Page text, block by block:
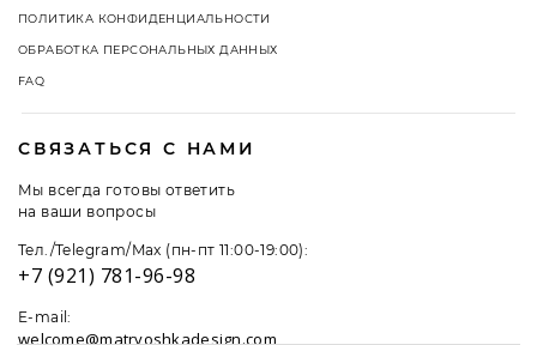
ПОЛИТИКА КОНФИДЕНЦИАЛЬНОСТИ
ОБРАБОТКА ПЕРСОНАЛЬНЫХ ДАННЫХ
FAQ
СВЯЗАТЬСЯ С НАМИ
Мы всегда готовы ответить
на ваши вопросы
Тел./Telegram/Max (пн-пт 11:00-19:00):
+7 (921) 781-96-98
E-mail:
welcome@matryoshkadesign.com